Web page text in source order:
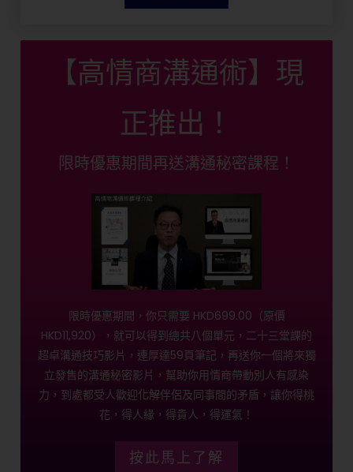
【高情商溝通術】現
正推出！
限時優惠期間再送溝通秘密課程！
限時優惠期間，你只需要 HKD699.00（原價
HKD11,920），就可以得到總共八個單元，二十三堂課的
超卓溝通技巧影片，連厚達59頁筆記，再送你一個將來獨
立發售的溝通秘密影片，幫助你用情商帶動別人有感染
力，到處都受人歡迎化解伴侶及同事間的矛盾，讓你得桃
花，得人緣，得貴人，得運氣！
按此馬上了解